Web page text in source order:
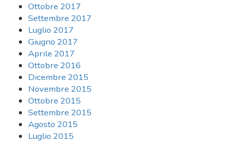
Ottobre 2017
Settembre 2017
Luglio 2017
Giugno 2017
Aprile 2017
Ottobre 2016
Dicembre 2015
Novembre 2015
Ottobre 2015
Settembre 2015
Agosto 2015
Luglio 2015